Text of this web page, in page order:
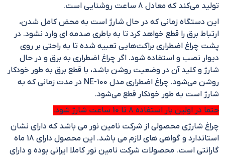
تولید می‌کند که معادل 8 ساعت روشنایی است.
این دستگاه زمانی که در حال شارژ است به محض کامل شدن،
ارتباط برق را قطع خواهد کرد تا به باطری صدمه ای وارد نشود. در
پشت چراغ اضطراری براکت‌هایی تعبیه شده تا به راحتی بر روی
دیوار نصب و استفاده شود. اگر چراغ اضطراری به برق و در حال
شارژ و کلید آن در وضعیت روشن باشد، با قطع برق به طور خودکار
روشن می‌شود. چراغ اضطراری مدل NE-100 در مدت زمانی که به
شارژ است به طور خودکار قطع می‌شود.
حتما در اولین بار استفاده 8 تا 10 ساعت شارژ شود.
چراغ شارژی محصولی از شرکت نامین نور می باشد که دارای نشان
استاندارد و گواهی های لازم می باشد. این محصول دارای 18 ماه
گارانتی است. محصولات شرکت نامین نور کاملا ایرانی بوده و دارای